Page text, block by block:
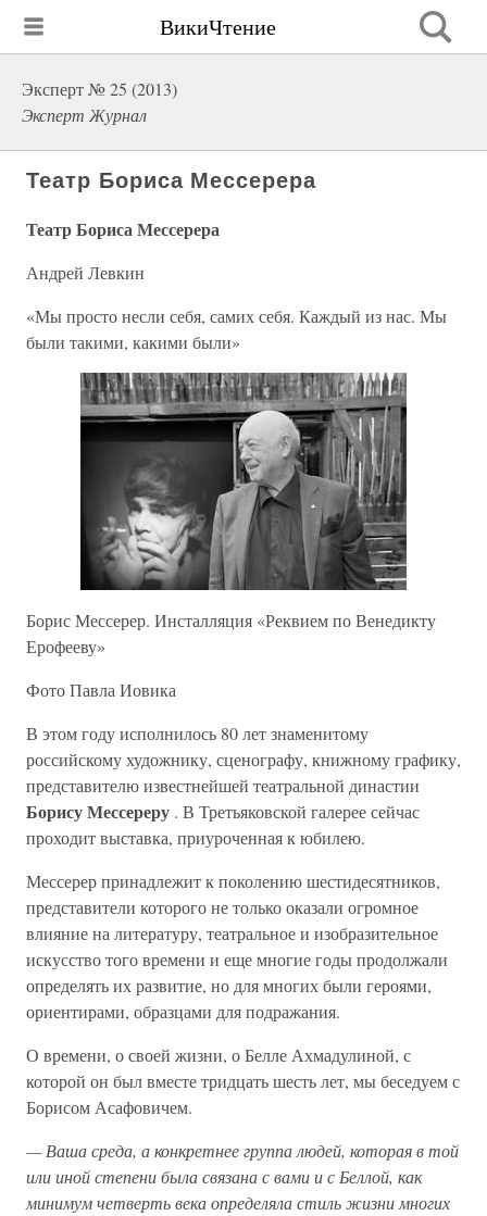
ВикиЧтение
Эксперт № 25 (2013)
Эксперт Журнал
Театр Бориса Мессерера
Театр Бориса Мессерера
Андрей Левкин
«Мы просто несли себя, самих себя. Каждый из нас. Мы
были такими, какими были»
Борис Мессерер. Инсталляция «Реквием по Венедикту
Ерофееву»
Фото Павла Иовика
В этом году исполнилось 80 лет знаменитому
российскому художнику, сценографу, книжному графику,
представителю известнейшей театральной династии
БорисуМессереру . В Третьяковской галерее сейчас
проходит выставка, приуроченная к юбилею.
Мессерер принадлежит к поколению шестидесятников,
представители которого не только оказали огромное
влияние на литературу, театральное и изобразительное
искусство того времени и еще многие годы продолжали
определять их развитие, но для многих были героями,
ориентирами, образцами для подражания.
О времени, о своей жизни, о Белле Ахмадулиной, с
которой он был вместе тридцать шесть лет, мы беседуем с
Борисом Асафовичем.
— Вашасреда, аконкретнеегруппалюдей, котораявтой
илиинойстепенибыласвязанасвамиис Беллой, как
минимумчетвертьвекаопределяластильжизни многих